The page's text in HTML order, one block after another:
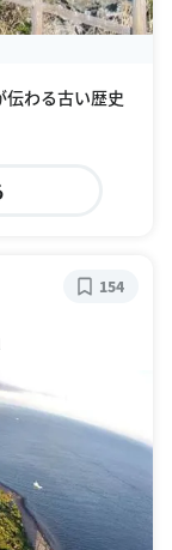
伝わる古い歴史
154